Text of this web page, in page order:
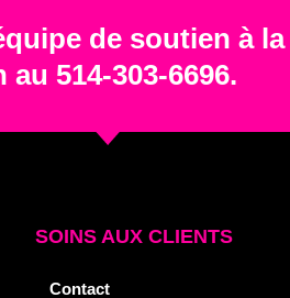
de soutien à
514-303-6696.
SOINS AUX CLIENTS
Contact